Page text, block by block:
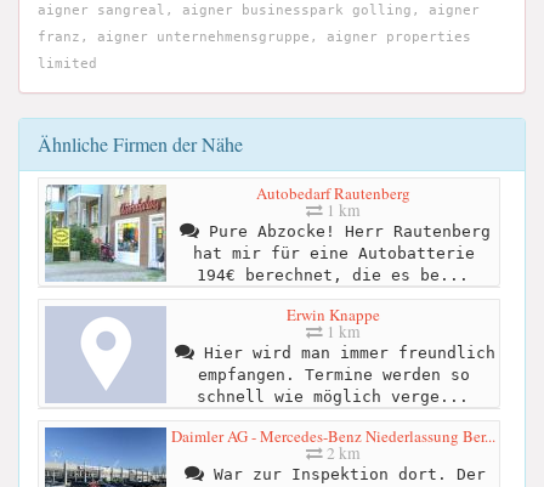
aigner sangreal, aigner businesspark golling, aigner
franz, aigner unternehmensgruppe, aigner properties
limited
Ähnliche Firmen der Nähe
Autobedarf Rautenberg
1 km
Pure Abzocke! Herr Rautenberg
hat mir für eine Autobatterie
194€ berechnet, die es be...
Erwin Knappe
1 km
Hier wird man immer freundlich
empfangen. Termine werden so
schnell wie möglich verge...
Daimler AG - Mercedes-Benz Niederlassung Ber...
2 km
War zur Inspektion dort. Der